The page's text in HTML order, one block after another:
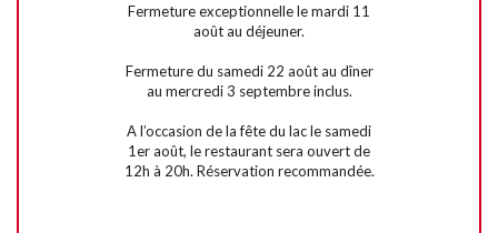
Fermeture exceptionnelle le mardi 11
août au déjeuner.
Fermeture du samedi 22 août au dîner
au mercredi 3 septembre inclus.
A l’occasion de la fête du lac le samedi
1er août, le restaurant sera ouvert de
12h à 20h. Réservation recommandée.